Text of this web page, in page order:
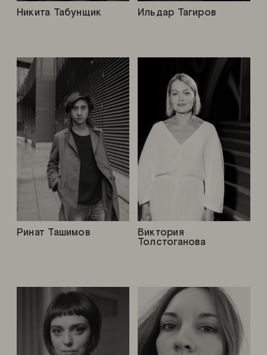
Виктория
Толстоганова
Ринат Ташимов
Ильдар Тагиров
Никита Табунщик